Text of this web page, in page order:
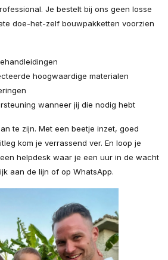
Je bestelt bij ons geen losse
doe-het-zelf bouwpakketten voorzien
hoogwaardige materialen
wanneer jij die nodig hebt
te zijn. Met een beetje inzet, goed
kom je verrassend ver. En loop je
helpdesk waar je een uur in de wacht
aan de lijn of op WhatsApp.